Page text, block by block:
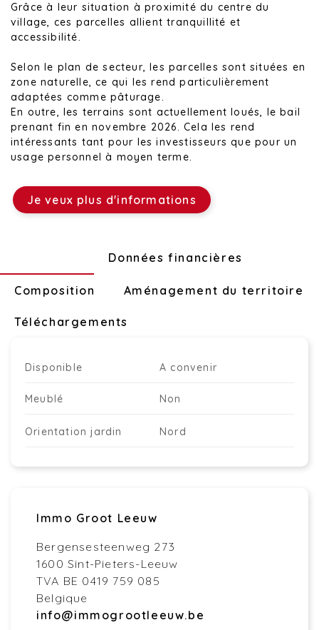
Grâce à leur situation à proximité du centre du
village, ces parcelles allient tranquillité et
accessibilité.
Selon le plan de secteur, les parcelles sont situées en
zone naturelle, ce qui les rend particulièrement
adaptées comme pâturage.
En outre, les terrains sont actuellement loués, le bail
prenant fin en novembre 2026. Cela les rend
intéressants tant pour les investisseurs que pour un
usage personnel à moyen terme.
Je veux plus d'informations
Données financières
Composition Aménagement du territoire
Téléchargements
Disponible A convenir
Meublé Non
Orientation jardin Nord
Immo Groot Leeuw
Bergensesteenweg 273
1600 Sint-Pieters-Leeuw
TVA BE 0419 759 085
Belgique
info@immogrootleeuw.be